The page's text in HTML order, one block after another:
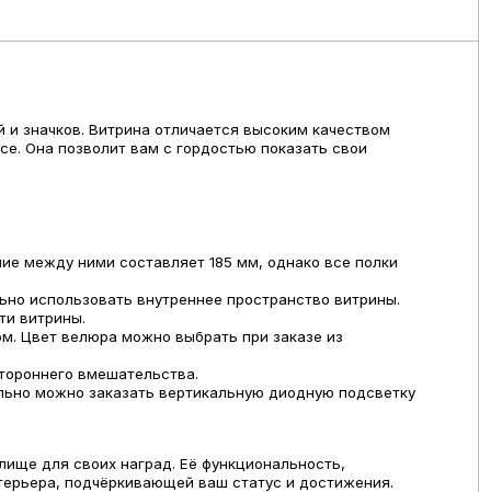
значков. Витрина отличается высоким качеством
Она позволит вам с гордостью показать свои
между ними составляет 185 мм, однако все полки
использовать внутреннее пространство витрины.
витрины.
Цвет велюра можно выбрать при заказе из
вмешательства.
можно заказать вертикальную диодную подсветку
для своих наград. Её функциональность,
подчёркивающей ваш статус и достижения.